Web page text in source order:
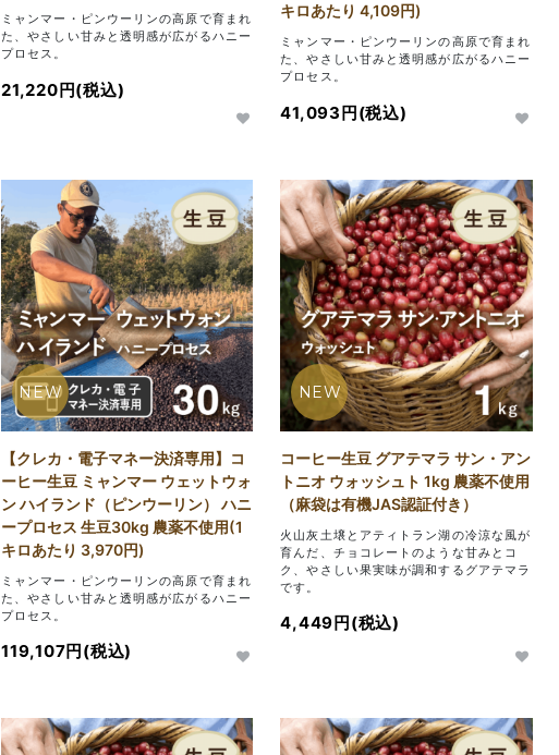
ミャンマー・ピンウーリンの高原で育まれ
た、やさしい甘みと透明感が広がるハニー
プロセス。
21,220円(税込)
キロあたり 4,109円)
ミャンマー・ピンウーリンの高原で育まれ
た、やさしい甘みと透明感が広がるハニー
プロセス。
41,093円(税込)
NEW
【クレカ・電子マネー決済専用】コ
ーヒー生豆 ミャンマー ウェットウォ
ン ハイランド（ピンウーリン） ハニ
ープロセス 生豆30kg 農薬不使用(1
キロあたり 3,970円)
ミャンマー・ピンウーリンの高原で育まれ
た、やさしい甘みと透明感が広がるハニー
プロセス。
119,107円(税込)
NEW
コーヒー生豆 グアテマラ サン・アン
トニオ ウォッシュト 1kg 農薬不使用
（麻袋は有機JAS認証付き）
火山灰土壌とアティトラン湖の冷涼な風が
育んだ、チョコレートのような甘みとコ
ク、やさしい果実味が調和するグアテマラ
です。
4,449円(税込)